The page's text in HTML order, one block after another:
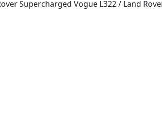
Supercharged Vogue L322 / Land